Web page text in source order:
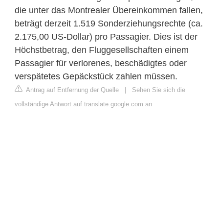
die unter das Montrealer Übereinkommen fallen,
beträgt derzeit 1.519 Sonderziehungsrechte (ca.
2.175,00 US-Dollar) pro Passagier. Dies ist der
Höchstbetrag, den Fluggesellschaften einem
Passagier für verlorenes, beschädigtes oder
verspätetes Gepäckstück zahlen müssen.
Antrag auf Entfernung der Quelle | Sehen Sie sich die
vollständige Antwort auf translate.google.com an